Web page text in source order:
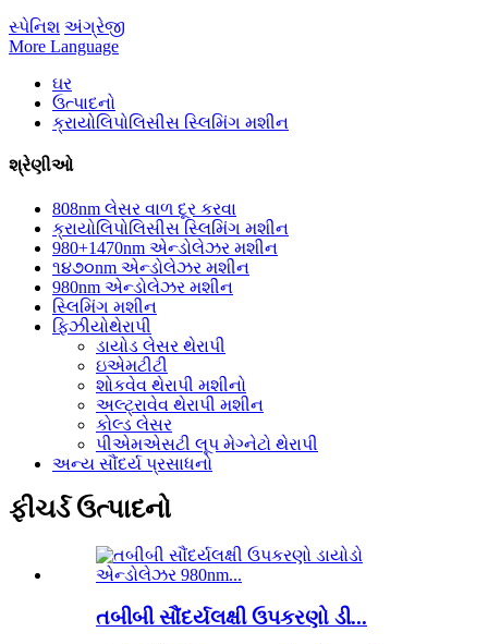
સ્પેનિશ અંગ્રેજી
More Language
ઘર
ઉત્પાદનો
ક્રાયોલિપોલિસીસ સ્લિમિંગ મશીન
શ્રેણીઓ
808nm લેસર વાળ દૂર કરવા
ક્રાયોલિપોલિસીસ સ્લિમિંગ મશીન
980+1470nm એન્ડોલેઝર મશીન
૧૪૭૦nm એન્ડોલેઝર મશીન
980nm એન્ડોલેઝર મશીન
સ્લિમિંગ મશીન
ફિઝીયોથેરાપી
ડાયોડ લેસર થેરાપી
ઇએમટીટી
શોકવેવ થેરાપી મશીનો
અલ્ટ્રાવેવ થેરાપી મશીન
કોલ્ડ લેસર
પીએમએસટી લૂપ મેગ્નેટો થેરાપી
અન્ય સૌંદર્ય પ્રસાધનો
ફીચર્ડ ઉત્પાદનો
તબીબી સૌંદર્યલક્ષી ઉપકરણો ડી...